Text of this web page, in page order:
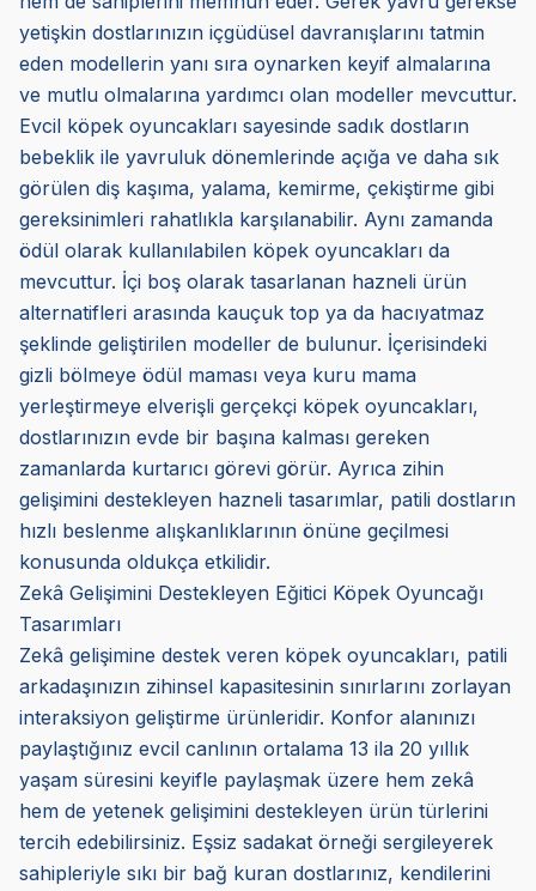
yetişkin dostlarınızın içgüdüsel davranışlarını tatmin
eden modellerin yanı sıra oynarken keyif almalarına
ve mutlu olmalarına yardımcı olan modeller mevcuttur.
Evcil köpek oyuncakları sayesinde sadık dostların
bebeklik ile yavruluk dönemlerinde açığa ve daha sık
görülen diş kaşıma, yalama, kemirme, çekiştirme gibi
gereksinimleri rahatlıkla karşılanabilir. Aynı zamanda
ödül olarak kullanılabilen köpek oyuncakları da
mevcuttur. İçi boş olarak tasarlanan hazneli ürün
alternatifleri arasında kauçuk top ya da hacıyatmaz
şeklinde geliştirilen modeller de bulunur. İçerisindeki
gizli bölmeye ödül maması veya kuru mama
yerleştirmeye elverişli gerçekçi köpek oyuncakları,
dostlarınızın evde bir başına kalması gereken
zamanlarda kurtarıcı görevi görür. Ayrıca zihin
gelişimini destekleyen hazneli tasarımlar, patili dostların
hızlı beslenme alışkanlıklarının önüne geçilmesi
konusunda oldukça etkilidir.
Zekâ Gelişimini Destekleyen Eğitici Köpek Oyuncağı
Tasarımları
Zekâ gelişimine destek veren köpek oyuncakları, patili
arkadaşınızın zihinsel kapasitesinin sınırlarını zorlayan
interaksiyon geliştirme ürünleridir. Konfor alanınızı
paylaştığınız evcil canlının ortalama 13 ila 20 yıllık
yaşam süresini keyifle paylaşmak üzere hem zekâ
hem de yetenek gelişimini destekleyen ürün türlerini
tercih edebilirsiniz. Eşsiz sadakat örneği sergileyerek
sahipleriyle sıkı bir bağ kuran dostlarınız, kendilerini